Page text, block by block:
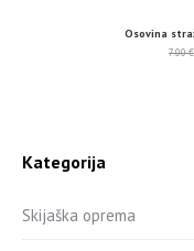
Osovina
7.00€
Kategorija
Skijaška oprema